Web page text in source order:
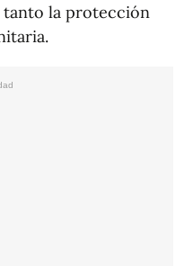
la protección